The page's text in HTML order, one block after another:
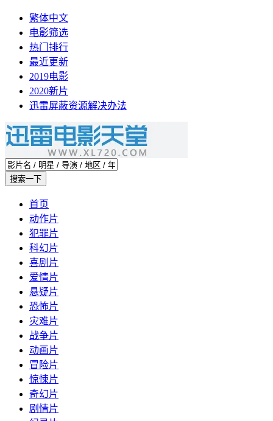
繁体中文
电影筛选
热门排行
最近更新
2019电影
2020新片
迅雷屏蔽资源解决办法
首页
动作片
犯罪片
科幻片
喜剧片
爱情片
悬疑片
恐怖片
灾难片
战争片
动画片
冒险片
惊悚片
奇幻片
剧情片